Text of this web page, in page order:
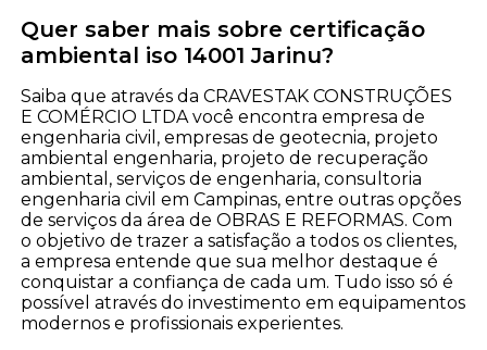
Quer saber mais sobre certificação
ambiental iso 14001 Jarinu?
Saiba que através da CRAVESTAK CONSTRUÇÕES
E COMÉRCIO LTDA você encontra empresa de
engenharia civil, empresas de geotecnia, projeto
ambiental engenharia, projeto de recuperação
ambiental, serviços de engenharia, consultoria
engenharia civil em Campinas, entre outras opções
de serviços da área de OBRAS E REFORMAS. Com
o objetivo de trazer a satisfação a todos os clientes,
a empresa entende que sua melhor destaque é
conquistar a confiança de cada um. Tudo isso só é
possível através do investimento em equipamentos
modernos e profissionais experientes.